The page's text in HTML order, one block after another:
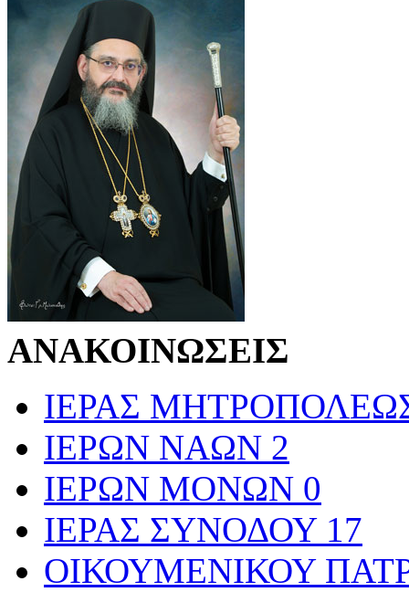
ΑΝΑΚΟΙΝΩΣΕΙΣ
ΙΕΡΑΣ
ΙΕΡΩΝ ΝΑΩΝ 2
ΙΕΡΩΝ ΜΟΝΩΝ 0
ΙΕΡΑΣ ΣΥΝΟΔΟΥ 17
ΟΙΚΟΥΜΕΝΙΚΟΥ